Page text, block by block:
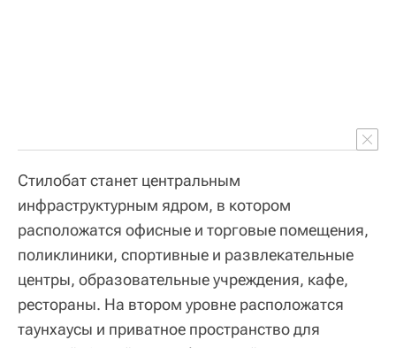
Стилобат станет центральным
инфраструктурным ядром, в котором
расположатся офисные и торговые помещения,
поликлиники, спортивные и развлекательные
центры, образовательные учреждения, кафе,
рестораны. На втором уровне расположатся
таунхаусы и приватное пространство для